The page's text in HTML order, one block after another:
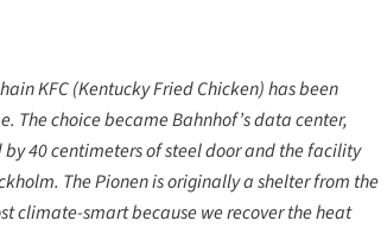
KFC (Kentucky Fried Chicken) has been
The choice became Bahnhof’s data center,
40 centimeters of steel door and the facility
The Pionen is originally a shelter from the
climate-smart because we recover the heat